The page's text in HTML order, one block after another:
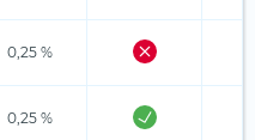
0,25 %
0,25 %